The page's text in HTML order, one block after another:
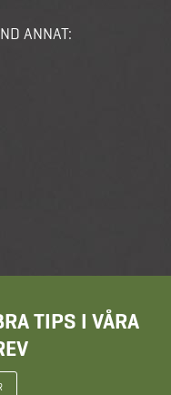
ANNAT:
TIPS I VÅRA